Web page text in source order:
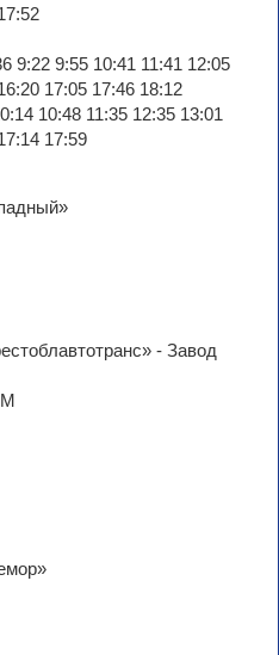
9:22 9:55 10:41 11:41 12:05
17:05 17:46 18:12
10:48 11:35 12:35 13:01
17:59
- Завод